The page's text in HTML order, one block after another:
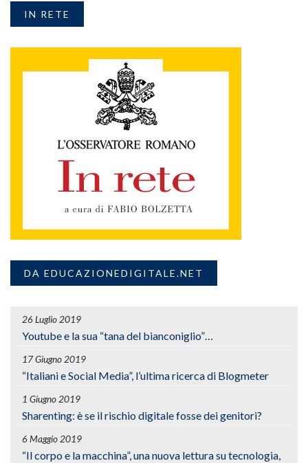
IN RETE
DA EDUCAZIONEDIGITALE.NET
26 Luglio 2019
Youtube e la sua “tana del bianconiglio”…
17 Giugno 2019
“Italiani e Social Media”, l’ultima ricerca di Blogmeter
1 Giugno 2019
Sharenting: è se il rischio digitale fosse dei genitori?
6 Maggio 2019
“Il corpo e la macchina”, una nuova lettura su tecnologia,